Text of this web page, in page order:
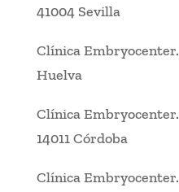
41004 Sevilla
Clínica Embryocenter.
Huelva
Clínica Embryocenter.
14011 Córdoba
Clínica Embryocenter.